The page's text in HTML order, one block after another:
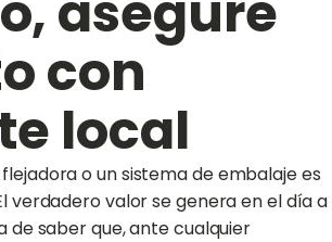
con
local
o un sistema de embalaje es
verdadero valor se genera en el día a
de saber que, ante cualquier